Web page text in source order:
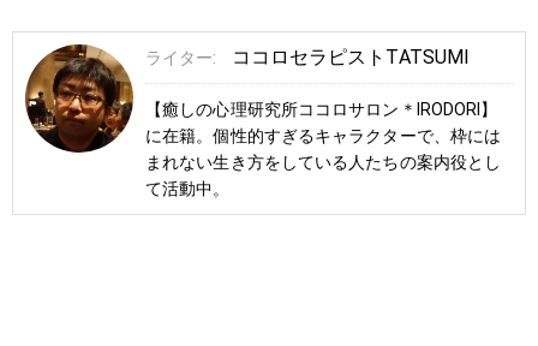
ライター: ココロセラピストTATSUMI
【癒しの心理研究所ココロサロン＊IRODORI】
に在籍。個性的すぎるキャラクターで、枠には
まれない生き方をしている人たちの案内役とし
て活動中。